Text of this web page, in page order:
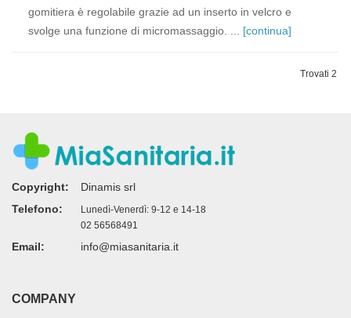
gomitiera è regolabile grazie ad un inserto in velcro e
svolge una funzione di micromassaggio. ... [continua]
Trovati 2
Copyright:
Dinamis srl
Telefono:
Lunedì-Venerdì: 9-12 e 14-18
02 56568491
Email: info@miasanitaria.it
COMPANY